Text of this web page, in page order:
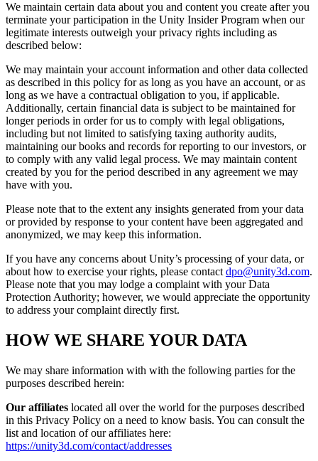
We maintain certain data about you and content you create after you
terminate your participation in the Unity Insider Program when our
legitimate interests outweigh your privacy rights including as
described below:
We may maintain your account information and other data collected
as described in this policy for as long as you have an account, or as
long as we have a contractual obligation to you, if applicable.
Additionally, certain financial data is subject to be maintained for
longer periods in order for us to comply with legal obligations,
including but not limited to satisfying taxing authority audits,
maintaining our books and records for reporting to our investors, or
to comply with any valid legal process. We may maintain content
created by you for the period described in any agreement we may
have with you.
Please note that to the extent any insights generated from your data
or provided by response to your content have been aggregated and
anonymized, we may keep this information.
If you have any concerns about Unity’s processing of your data, or
about how to exercise your rights, please contactdpo@unity3d.com.
Please note that you may lodge a complaint with your Data
Protection Authority; however, we would appreciate the opportunity
to address your complaint directly first.
HOW WE SHARE YOUR DATA
We may share information with with the following parties for the
purposes described herein:
Our affiliates located all over the world for the purposes described
in this Privacy Policy on a need to know basis. You can consult the
list and location of our affiliates here:
https://unity3d.com/contact/addresses